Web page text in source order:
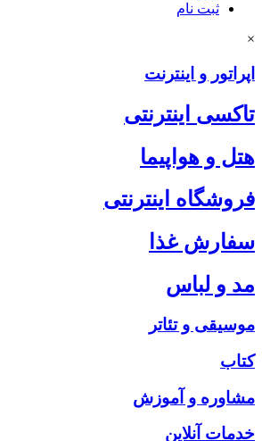
ثبت نام
×
اپراتور و اینترنت
تاکسی اینترنتی
هتل و هواپیما
فروشگاه اینترنتی
سفارش غذا
مد و لباس
موسیقی و تئاتر
کتاب
مشاوره و آموزش
خدمات آنلاین